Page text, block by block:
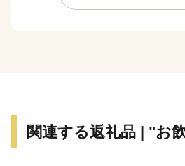
おり、2021年には2050年までに
広大な石狩平野の北端の一部で肥
関連する返礼品 | "お